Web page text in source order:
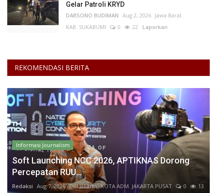
Gelar Patroli KRYD
DARSONO BUDIMAN Aug 2, 2026 Jawa Barat
KAB. SUKABUMI
0 22 Laporkan
REKOMENDASI BERITA
Informasi Journalism
Soft Launching NCC 2026, APTIKNAS Dorong
Percepatan RUU...
Redaksi Aug 7, 2026 DKI Jakarta KOTA ADM. JAKARTA PUSAT 0
13